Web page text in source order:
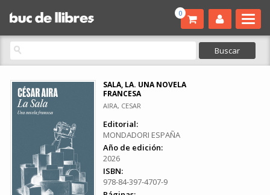
0
SALA, LA. UNA NOVELA
FRANCESA
AIRA, CESAR
Editorial:
MONDADORI ESPAÑA
Año de edición:
2026
ISBN:
978-84-397-4707-9